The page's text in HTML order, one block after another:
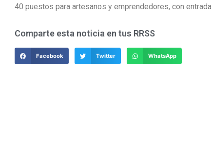
40 puestos para artesanos y emprendedores, con
Comparte esta noticia en tus RRSS
Facebook Twitter WhatsApp